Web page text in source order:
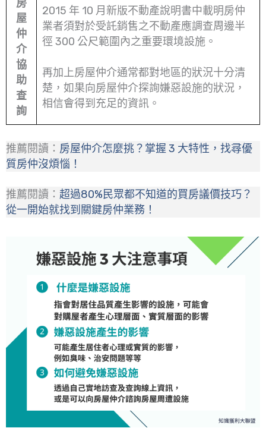
房
屋
仲
介
協
助
查
詢
2015 年 10 月新版不動產說明書中載明房仲
業者須對於受託銷售之不動產應調查周邊半
徑 300 公尺範圍內之重要環境設施。
再加上房屋仲介通常都對地區的狀況十分清
楚，如果向房屋仲介探詢嫌惡設施的狀況，
相信會得到充足的資訊。
推薦閱讀： 房屋仲介怎麼挑？掌握 3 大特性，找尋優
質房仲沒煩惱！
推薦閱讀： 超過80%民眾都不知道的買房議價技巧？
從一開始就找到關鍵房仲業務！